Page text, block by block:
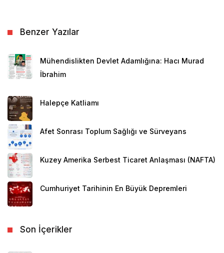
Benzer Yazılar
Mühendislikten Devlet Adamlığına: Hacı Murad
İbrahim
Halepçe Katliamı
Afet Sonrası Toplum Sağlığı ve Sürveyans
Kuzey Amerika Serbest Ticaret Anlaşması (NAFTA)
Cumhuriyet Tarihinin En Büyük Depremleri
Son İçerikler